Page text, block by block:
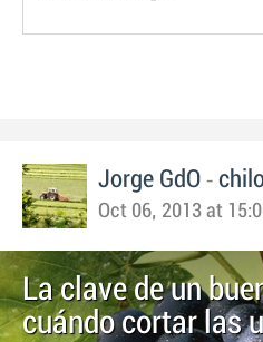
Jorge GdO -
Oct 06, 2013 at
La clave de un
cuándo cortar las